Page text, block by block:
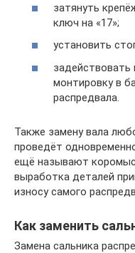
затянуть
ключ на «17»;
установить
задействовать
монтировку в
распредвала.
Также замену вала
проведёт
ещё называют
выработка деталей
износу самого
Как заменить
Замена сальника